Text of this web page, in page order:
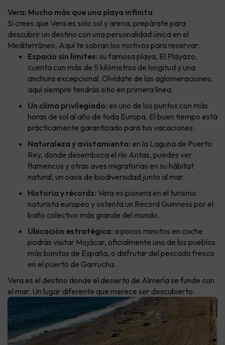
Vera: Mucho más que una playa infinita
Si crees que Vera es solo sol y arena, prepárate para
descubrir un destino con una personalidad única en el
Mediterráneo. Aquí te sobran los motivos para reservar:
Espacio sin límites: su famosa playa, El Playazo,
cuenta con más de 5 kilómetros de longitud y una
anchura excepcional. Olvídate de las aglomeraciones;
aquí siempre tendrás sitio en primera línea.
Un clima privilegiado: es uno de los puntos con más
horas de sol al año de toda Europa. El buen tiempo está
prácticamente garantizado para tus vacaciones.
Naturaleza y avistamiento: en la Laguna de Puerto
Rey, donde desemboca el río Antas, puedes ver
flamencos y otras aves migratorias en su hábitat
natural, un oasis de biodiversidad junto al mar.
Historia y récords: Vera es pionera en el turismo
naturista europeo y ostenta un Récord Guinness por el
baño colectivo más grande del mundo.
Ubicación estratégica: a pocos minutos en coche
podrás visitar Mojácar, oficialmente uno de los pueblos
más bonitos de España, o disfrutar del pescado fresco
en el puerto de Garrucha.
Vera es el destino donde el desierto de Almería se funde con
el mar. Un lugar diferente que merece ser descubierto.